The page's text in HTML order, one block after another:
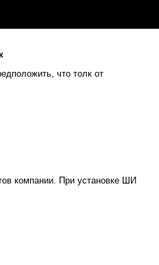
что толк от
компании. При установке ШИ